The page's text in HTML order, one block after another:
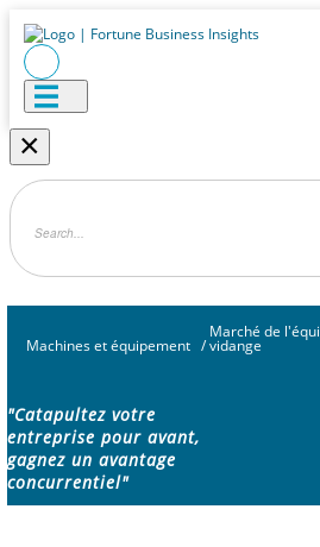
×
Machines et équipement /
Marché de
vidange
"Catapultez votre
entreprise pour avant,
gagnez un avantage
concurrentiel"